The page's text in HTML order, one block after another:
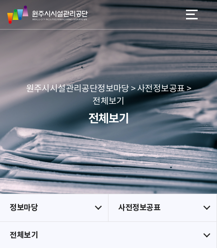
네
본문 바로가기
메뉴 바로가기
원
주
시
리
공
단
원주시시설관리공단정보마당 > 사전정보공표 >
전체보기
전체보기
정보마당 사전정보공표
전체보기